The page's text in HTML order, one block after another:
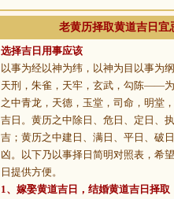
老黄历择取黄道吉日宜
选择吉日用事应该
以事为经以神为纬，以神为目以事为
天刑，朱雀，天牢，玄武，勾陈——
之中青龙，天德，玉堂，司命，明
吉日。黄历之中除日、危日、定日、
吉；黄历之中建日、满日、平日、破
凶。以下乃以事择日简明对照表，希
日提供方便。
1、 嫁娶黄道吉日 ，结婚黄道吉日择取